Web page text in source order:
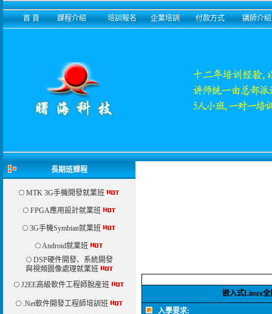
首 頁 課程介紹 培訓報名 企業培訓 付款方式 講師介紹
長期班課程
MTK 3G手機開發就業班
FPGA應用設計就業班
3G手機Symbian就業班
Android就業班
DSP硬件開發、系統開發
與視頻圖像處理就業班
J2EE高級軟件工程師脫産班
.Net軟件開發工程師培訓班
嵌入式Linux全能培訓
入學要求: